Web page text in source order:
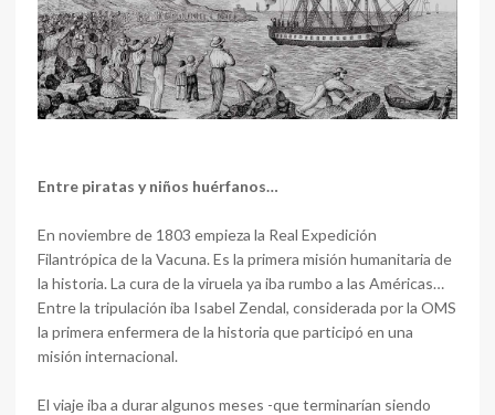
Entre piratas y niños huérfanos…
En noviembre de 1803 empieza la Real Expedición
Filantrópica de la Vacuna. Es la primera misión humanitaria de
la historia. La cura de la viruela ya iba rumbo a las Américas…
Entre la tripulación iba Isabel Zendal, considerada por la OMS
la primera enfermera de la historia que participó en una
misión internacional.
El viaje iba a durar algunos meses -que terminarían siendo